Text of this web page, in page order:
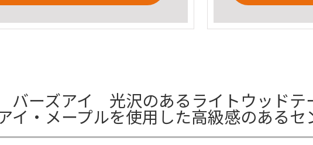
ーズアイ 光沢のあるライトウッドテ
イ・メープルを使用した高級感のある